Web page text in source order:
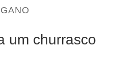
um churrasco